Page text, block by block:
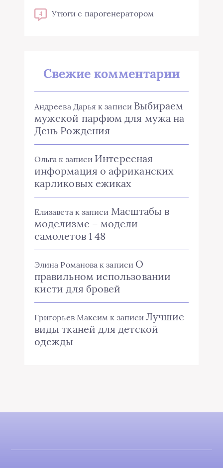
4 Утюги с парогенератором
Свежие комментарии
Андреева Дарья к записи Выбираем
мужской парфюм для мужа на
День Рождения
Ольга к записи Интересная
информация о африканских
карликовых ежиках
Елизавета к записи Масштабы в
моделизме – модели
самолетов 1 48
Элина Романова к записи О
правильном использовании
кисти для бровей
Григорьев Максим к записиЛучшие
виды тканей для детской
одежды